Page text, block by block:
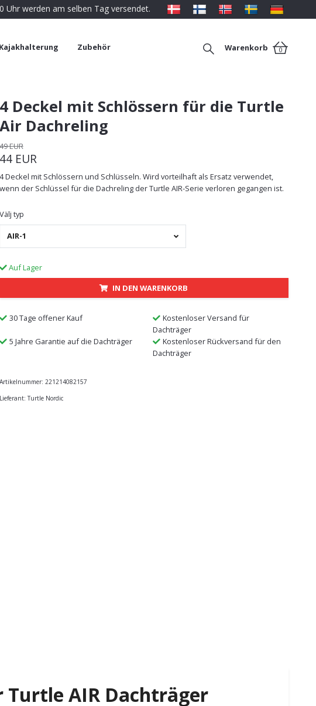
Uhr werden am selben Tag versendet.
Kajakhalterung Zubehör Warenkorb 0
4 Deckel mit Schlössern für die Turtle
Air Dachreling
EUR
44 EUR
4 Deckel mit Schlössern und Schlüsseln. Wird vorteilhaft als Ersatz verwendet,
wenn der Schlüssel für die Dachreling der Turtle AIR-Serie verloren gegangen ist.
Välj typ
AIR-1
Auf Lager
IN DEN WARENKORB
30 Tage offener Kauf
Kostenloser Versand für
Dachträger
5 Jahre Garantie auf die Dachträger
Kostenloser Rückversand für den
Dachträger
Artikelnummer: 221214082157
Lieferant: Turtle Nordic
Turtle AIR Dachträger